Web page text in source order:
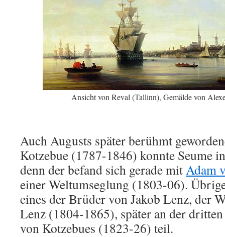
Ansicht von Reval (Tallinn), Gemälde von
Auch Augusts später berühmt
Kotzebue (1787-1846) konnte Seume
denn der befand sich gerade mitAdam
einer Weltumseglung (1803-06).
eines der Brüder von Jakob Lenz, der
Lenz (1804-1865), später an der
von Kotzebues (1823-26) teil.